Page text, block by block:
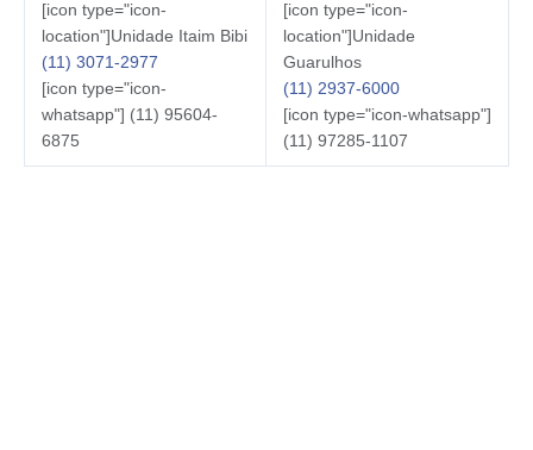
[icon type="icon-
location"]Unidade Itaim Bibi
(11) 3071-2977
[icon type="icon-
whatsapp"] (11) 95604-
6875
[icon type="icon-
location"]Unidade
Guarulhos
(11) 2937-6000
[icon type="icon-whatsapp"]
(11) 97285-1107